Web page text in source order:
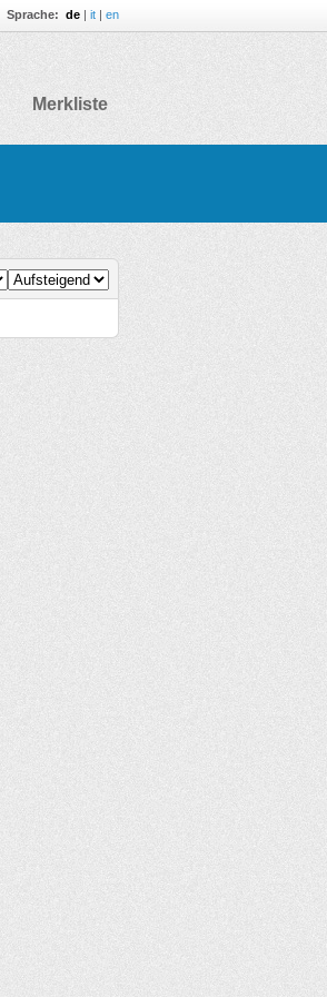
Merkliste
Sprache: de | it | en